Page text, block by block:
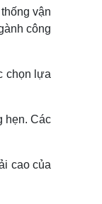
vận
công
chọn lựa
hẹn. Các
cao của